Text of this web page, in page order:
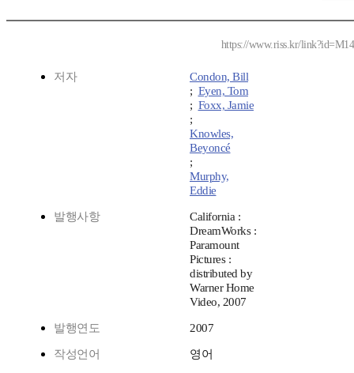
https://www.riss.kr/
저자
Condon, Bill
; Eyen, Tom
; Foxx, Jamie
;
Knowles,
Beyoncé
;
Murphy,
Eddie
발행사항
California :
DreamWorks :
Paramount
Pictures :
distributed by
Warner Home
Video, 2007
발행연도 2007
작성언어 영어